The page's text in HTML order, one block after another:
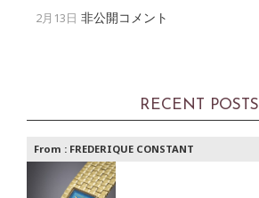
2月13日 非公開コメント
RECENT POSTS
From : FREDERIQUE CONSTANT